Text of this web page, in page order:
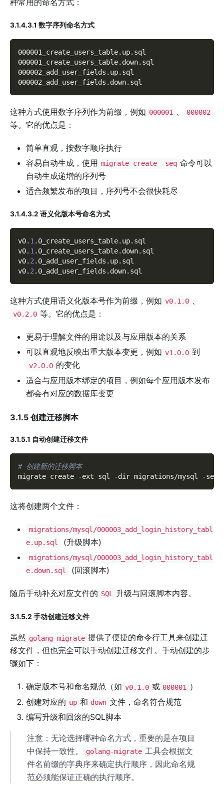
3.1.4.3.1 数字序列命名方式
000001_create_users_table. up. sql
000001_create_users_table. down. sql
000002_add_user_fields . up. sql
000002_add_user_fields . down. sql
这种方式使用数字序列作为前缀，例如 000001 000002
等。它的优点是：
简单直观，按数字顺序执行
容易自动生成，使用 migrate create -seq 命令可以
自动生成递增的序列号
适合频繁发布的项目，序列号不会很快耗尽
3.1.4.3.2 语义化版本号命名方式
v0. 1 . 0_create_users_table. up. sql
v0. 1 . 0_create_users_table. down. sql
v0. 2 . 0_add_user_fields . up. sql
v0. 2 . 0_add_user_fields . down. sql
这种方式使用语义化版本号作为前缀，例如 v0.1.0 、
v0.2.0 等。它的优点是：
更易于理解文件的用途以及与应用版本的关系
可以直观地反映出重大版本变更，例如 v1.0.0 到
v2.0.0 的变化
适合与应用版本绑定的项目，例如每个应用版本发布
都会有对应的数据库变更
3.1.5 创建迁移脚本
3.1.5.1 自动创建迁移文件
# 创建新的迁移脚本
migrate create
-ext sql -dir migrations/mysql -seq
这将创建两个文件：
migrations/mysql/000003_add_login_history_tabl
e.up.sql
(升级脚本)
migrations/mysql/000003_add_login_history_tabl
e.down.sql
(回滚脚本)
随后手动补充对应文件的 SQL 升级与回滚脚本内容。
3.1.5.2 手动创建迁移文件
虽然 golang-migrate 提供了便捷的命令行工具来创建迁
移文件，但也完全可以手动创建迁移文件。手动创建的步
骤如下：
确定版本号和命名规范（如 v0.1.0 或 000001
）
创建对应的 up 和 down 文件，命名符合规范
编写升级和回滚的SQL脚本
注意：无论选择哪种命名方式，重要的是在项目
中保持一致性。
golang-migrate 工具会根据文
件名前缀的字典序来确定执行顺序，因此命名规
范必须能保证正确的执行顺序。